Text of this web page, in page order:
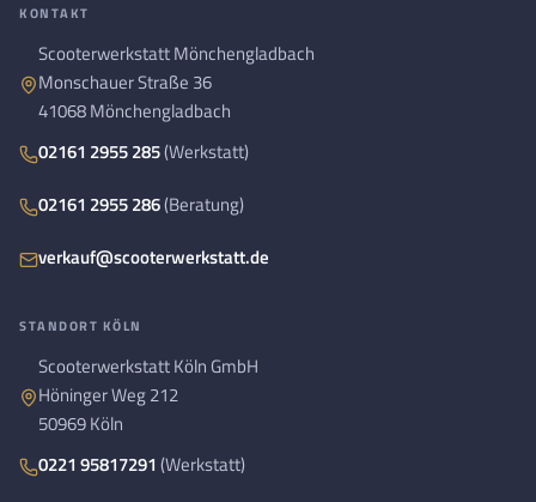
KONTAKT
Scooterwerkstatt Mönchengladbach
Monschauer Straße 36
41068 Mönchengladbach
02161 2955 285(Werkstatt)
02161 2955 286(Beratung)
verkauf@scooterwerkstatt.de
STANDORT KÖLN
Scooterwerkstatt Köln GmbH
Höninger Weg 212
50969 Köln
0221 95817291 (Werkstatt)